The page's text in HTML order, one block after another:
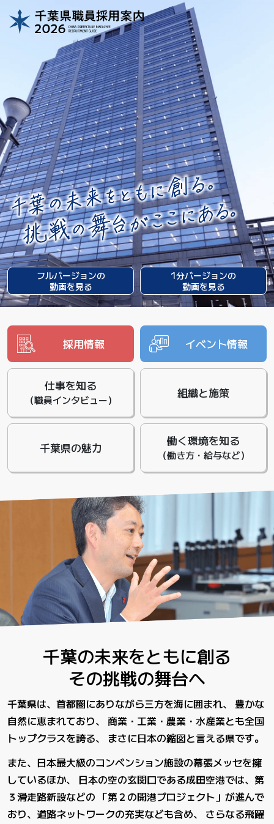
フルバージョンの
動画を見る
1分バージョンの
動画を見る
採用情報 イベント情報
仕事を知る
（職員インタビュー） 組織と施策
千葉県の魅力 働く環境を知る
（働き方・給与など）
千葉の未来をともに創る
その挑戦の舞台へ
千葉県は、首都圏にありながら三方を海に囲まれ、
豊かな
自然に恵まれており、 商業・工業・農業・水産業とも全国
トップクラスを誇る、
まさに日本の縮図と言える県です。
また、日本最大級のコンベンション施設の幕張メッセを擁
しているほか、
日本の空の玄関口である成田空港では、第
３滑走路新設などの 「第２の開港プロジェクト」が進んで
おり、道路ネットワークの充実なども含め、
さらなる飛躍